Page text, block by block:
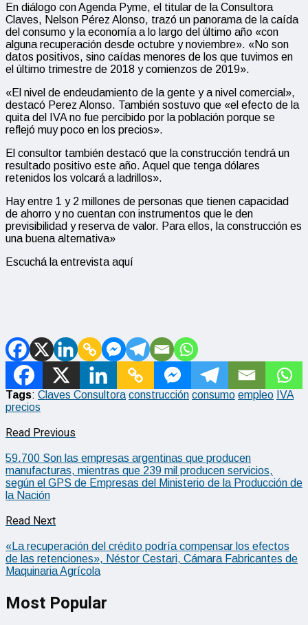
En diálogo con Agenda Pyme, el titular de la Consultora
Claves, Nelson Pérez Alonso, trazó un panorama de la caída
del consumo y la economía a lo largo del último año «con
alguna recuperación desde octubre y noviembre». «No son
datos positivos, sino caídas menores de los que tuvimos en
el último trimestre de 2018 y comienzos de 2019».
«El nivel de endeudamiento de la gente y a nivel comercial»,
destacó Perez Alonso. También sostuvo que «el efecto de la
quita del IVA no fue percibido por la población porque se
reflejó muy poco en los precios».
El consultor también destacó que la construcción tendrá un
resultado positivo este año. Aquel que tenga dólares
retenidos los volcará a ladrillos».
Hay entre 1 y 2 millones de personas que tienen capacidad
de ahorro y no cuentan con instrumentos que le den
previsibilidad y reserva de valor. Para ellos, la construcción es
una buena alternativa»
Escuchá la entrevista aquí
Tags: Claves Consultora construcción consumo empleo IVA
precios
Read Previous
59.700 Son las empresas argentinas que producen
manufacturas, mientras que 239 mil producen servicios,
según el GPS de Empresas del Ministerio de la Producción de
la Nación
Read Next
«La recuperación del crédito podría compensar los efectos
de las retenciones», Néstor Cestari, Cámara Fabricantes de
Maquinaria Agrícola
Most Popular